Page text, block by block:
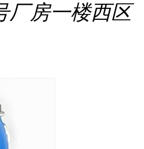
厂房一楼西区